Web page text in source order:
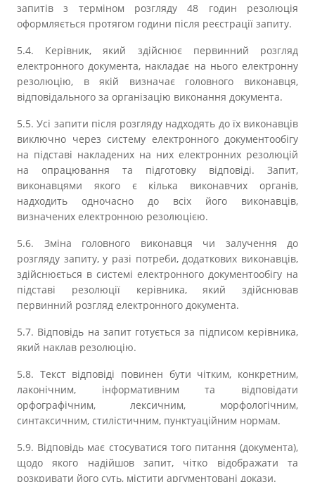
запитів з терміном розгляду 48 годин резолюція
оформляється протягом години після реєстрації запиту.
5.4. Керівник, який здійснює первинний розгляд
електронного документа, накладає на нього електронну
резолюцію, в якій визначає головного виконавця,
відповідального за організацію виконання документа.
5.5. Усі запити після розгляду надходять до їх виконавців
виключно через систему електронного документообігу
на підставі накладених на них електронних резолюцій
на опрацювання та підготовку відповіді. Запит,
виконавцями якого є кілька виконавчих органів,
надходить одночасно до всіх його виконавців,
визначених електронною резолюцією.
5.6. Зміна головного виконавця чи залучення до
розгляду запиту, у разі потреби, додаткових виконавців,
здійснюється в системі електронного документообігу на
підставі резолюції керівника, який здійснював
первинний розгляд електронного документа.
5.7. Відповідь на запит готується за підписом керівника,
який наклав резолюцію.
5.8. Текст відповіді повинен бути чітким, конкретним,
лаконічним, інформативним та відповідати
орфографічним, лексичним, морфологічним,
синтаксичним, стилістичним, пунктуаційним нормам.
5.9. Відповідь має стосуватися того питання (документа),
щодо якого надійшов запит, чітко відображати та
розкривати його суть, містити аргументовані докази.